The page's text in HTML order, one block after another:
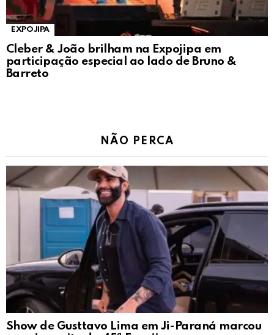
EXPOJIPA
Cleber & João brilham na Expojipa em
participação especial ao lado de Bruno &
Barreto
NÃO PERCA
Show de Gusttavo Lima em Ji-Paraná marcou